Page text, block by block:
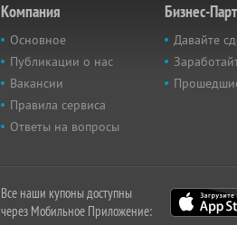
Компания
Основное
Публикации о нас
Вакансии
Правила сервиса
Ответы на вопросы
Бизнес-
Давайте
Все наши купоны доступны
через Мобильное Приложение: